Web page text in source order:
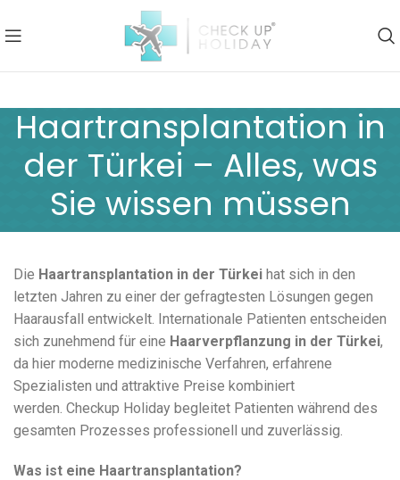
Haartransplantation in
der Türkei – Alles, was
Sie wissen müssen
Die Haartransplantation in der Türkei hat sich in den
letzten Jahren zu einer der gefragtesten Lösungen gegen
Haarausfall entwickelt. Internationale Patienten entscheiden
sich zunehmend für eine Haarverpflanzung in der Türkei,
da hier moderne medizinische Verfahren, erfahrene
Spezialisten und attraktive Preise kombiniert
werden. Checkup Holiday begleitet Patienten während des
gesamten Prozesses professionell und zuverlässig.
Was ist eine Haartransplantation?